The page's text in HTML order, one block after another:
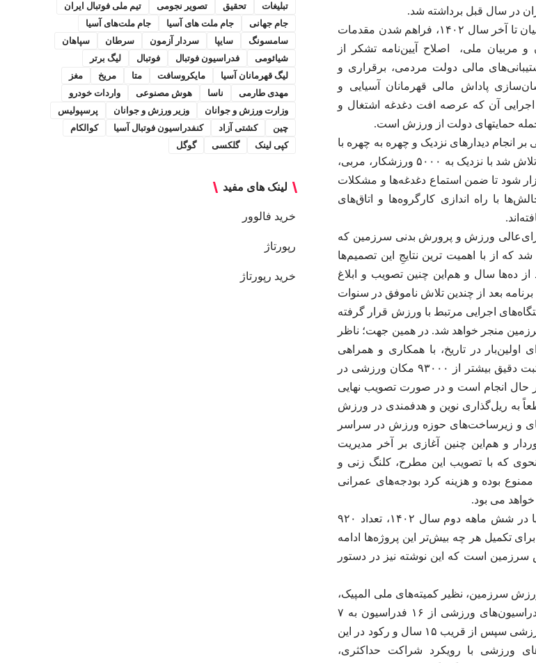
در سال قبل برداشته شد.
وزیر ورزش افزود: تسویه بدهی چندین ساله دولت به قهرمانان و مربیان تا آخر سال ۱۴۰۲، فراهم شدن مقدمات
مربیان ملی، اصلاح آیین‌نامه تشکر از
مالی دولت مردمی، برقراری و
پاداش مالی قهرمانان آسیایی و
اجرایی آن که عرصه افت دغدغه اشتغال و
حمایتهای دولت از ورزش است.
انجام دیدارهای نزدیک و چهره به چهره با
قهرمانان و نخبگان، به استحضار می‌رسانم طی همین زمان مختصر، تلاش شد با نزدیک به ۵۰۰۰ ورزشکار، مربی،
تا ضمن استماع دغدغه‌ها و مشکلات
با راه اندازی کارگروه‌ها و اتاق‌های
ورزش و پرورش بدنی سرزمین که
که از با اهمیت ترین نتایجِ این تصمیم‌ها
سرزمین بعد از ده‌ها سال و هم‌این چنین تصویب و ابلاغ
بعد از چندین تلاش ناموفق در سنوات
اجرایی مرتبط با ورزش قرار گرفته
منجر خواهد شد. در همین جهت؛ ناظر
در تاریخ، با همکاری و همراهی
کارشناسان پرتلاشِ وزارت ورزش و جوانان در سراسر سرزمین به ثبت دقیق بیشتر از ۹۳۰۰۰ مکان ورزشی در
در حال انجام است و در صورت تصویب نهایی
به ریل‌گذاری نوین و هدفمندی در ورزش
های و زیرساخت‌های حوزه ورزش در سراسر
و هم‌این چنین آغازی بر آخر مدیریت
که با تصویب این مطرح، کلنگ زنی و
بوده و هزینه کرد بودجه‌های عمرانی
می بود.
او همین طور گفت: به استحضار جامعه بزرگ ورزش می‌رسانم؛ تنها در شش ماهه دوم سال ۱۴۰۲، تعداد ۹۲۰
تکمیل هر چه بیش‌تر این پروژه‌ها ادامه
سرزمین است که این نوشته نیز در دستور
سرزمین، نظیر کمیته‌های ملی المپیک،
پارالمپیک و فدراسیون‌های ورزشی، ساماندهی و افت سرپرستان فدراسیون‌های ورزشی از ۱۶ فدراسیون به ۷
فدراسیون، اغازِ فراهم تجهیزات و امکانات مورد نیاز فدراسیون‌های ورزشی سپس از قریب ۱۵ سال و رکود در این
ورزشی با رویکرد شراکت حداکثری،
تبلیغات
تحقیق تصویر نجومی
تیم ملی فوتبال ایران
جام جهانی
جام ملت های آسیا
جام ملت‌های آسیا
سامسونگ
سایپا سردار آزمون سرطان
سپاهان
شیائومی
فدراسیون فوتبال فوتبال
لیگ برتر
لیگ قهرمانان آسیا
مایکروسافت متا مریخ
مغز
مهدی طارمی
ناسا هوش مصنوعی
واردات خودرو
وزارت ورزش و جوانان
وزیر ورزش و جوانان
پرسپولیس
چین
کشتی آزاد کنفدراسیون فوتبال آسیا
کوالکام
کپی لینک
گلکسی گوگل
لینک های مفید
خرید فالوور
رپورتاژ
خرید رپورتاژ